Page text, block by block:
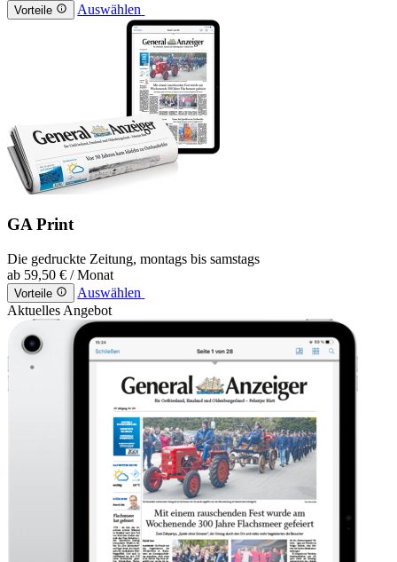
Vorteile Auswählen
GA Print
Die gedruckte Zeitung, montags bis samstags
ab 59,50 € / Monat
Vorteile
Auswählen
Aktuelles Angebot